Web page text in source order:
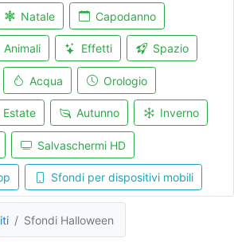
Natale Capodanno
Animali Effetti Spazio
Acqua Orologio
Estate Autunno Inverno
Salvaschermi HD
Sfondi per dispositivi mobili
Sfondi Halloween